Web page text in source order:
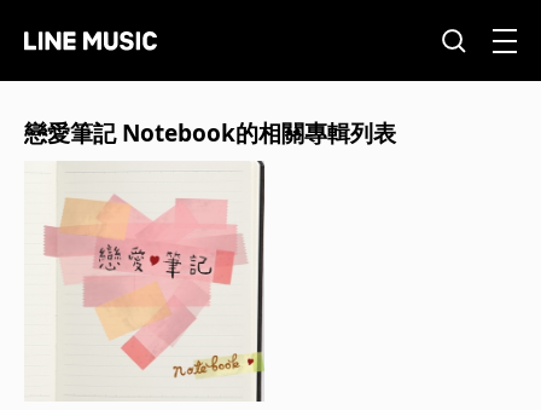
戀愛筆記 Notebook的相關專輯列表